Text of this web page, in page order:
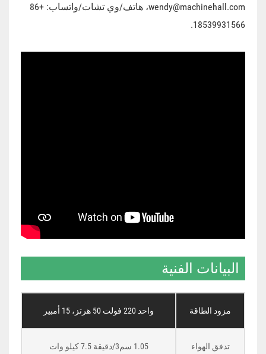
wendy@machinehall.com، هاتف/وي تشات/واتساب: +86
18539931566.
البيانات الفنية
مزود الطاقة واحد 220 فولت 50 هرتز، 15 أمبير
تدفق الهواء 1.05 سم3/دقيقة 7.5 كيلو وات